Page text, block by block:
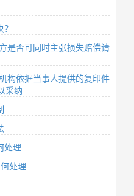
是否可同时主张损失赔偿请
构依据当事人提供的复印件
采纳
处理
处理